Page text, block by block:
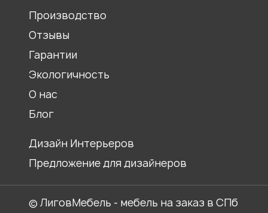
Производство
Отзывы
Гарантии
Экологичность
О нас
Блог
Дизайн Интерьеров
Предложение для дизайнеров
© ЛиговМебель - мебель на заказ в СПб